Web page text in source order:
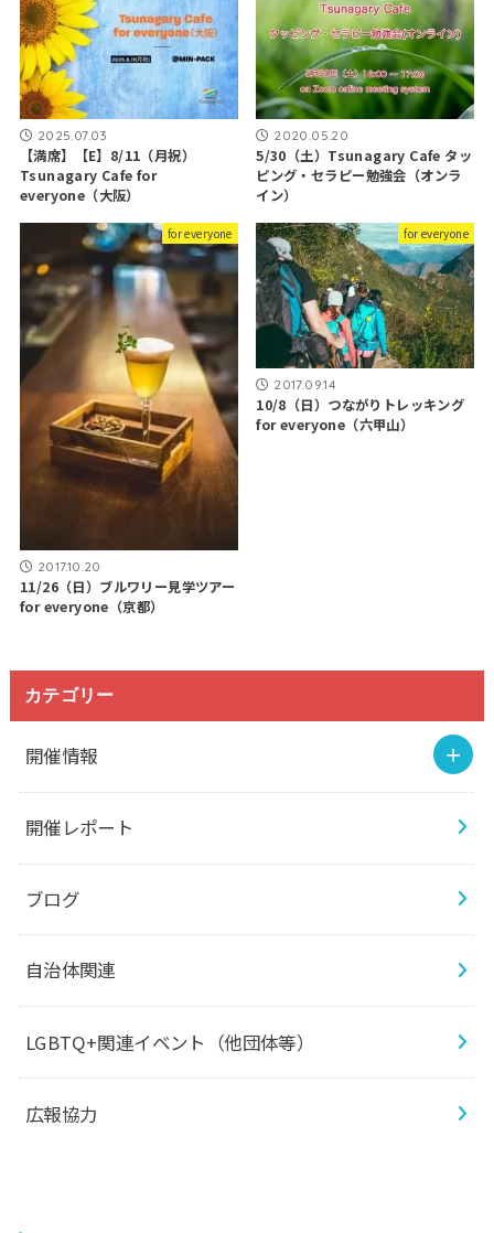
2025.07.03
【満席】【E】8/11（月祝）
Tsunagary Cafe for
everyone（大阪）
2020.05.20
5/30（土）Tsunagary Cafe タッ
ピング・セラピー勉強会（オンラ
イン）
for everyone
2017.10.20
11/26（日）ブルワリー見学ツアー
for everyone（京都）
for everyone
2017.09.14
10/8（日）つながりトレッキング
for everyone（六甲山）
カテゴリー
開催情報
開催レポート
ブログ
自治体関連
LGBTQ+関連イベント（他団体等）
広報協力